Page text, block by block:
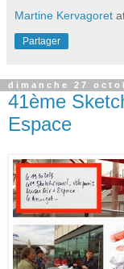
Martine Kervagoret
Partager
dimanche 27
41ème
Espace